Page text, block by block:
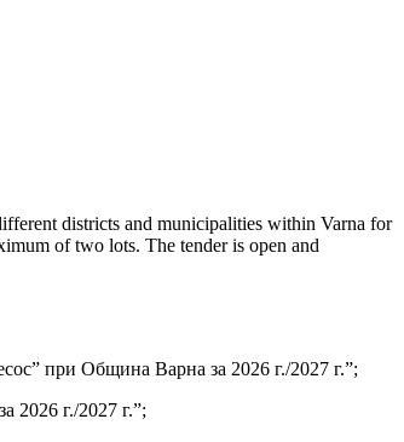
districts and municipalities within Varna for
of two lots. The tender is open and
при Община Варна за 2026 г./2027 г.”;
2026 г./2027 г.”;